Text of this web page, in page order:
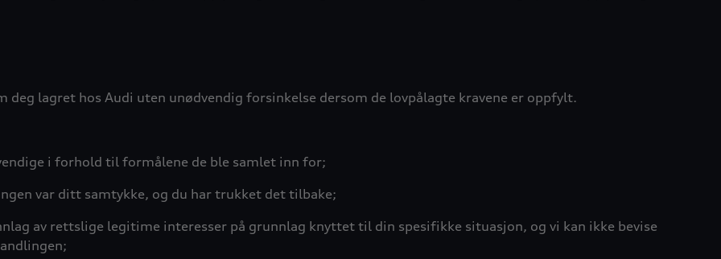
lagret hos Audi uten unødvendig forsinkelse dersom de lovpålagte kravene er oppfylt.
i forhold til formålene de ble samlet inn for;
var ditt samtykke, og du har trukket det tilbake;
av rettslige legitime interesser på grunnlag knyttet til din spesifikke situasjon, og vi kan ikke bevise